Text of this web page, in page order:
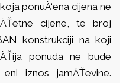
ponuÄ‘ena cijena ne
cijene, te broj
konstrukciji na koji
ponuda ne bude
iznos jamÄŤevine.